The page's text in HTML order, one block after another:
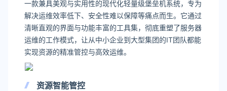
一款兼具美观与实用性的现代化轻量级堡垒机系统，专为
解决运维效率低下、安全性难以保障等痛点而生。它通过
清晰直观的界面与功能丰富的工具集，彻底重塑了服务器
运维的工作模式，让从中小企业到大型集团的IT团队都能
实现资源的精准管控与高效运维。
资源智能管控